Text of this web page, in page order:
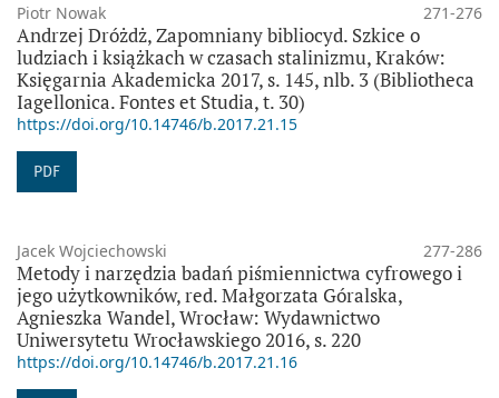
Piotr Nowak 271-276
Andrzej Dróżdż, Zapomniany bibliocyd. Szkice o
ludziach i książkach w czasach stalinizmu, Kraków:
Księgarnia Akademicka 2017, s. 145, nlb. 3 (Bibliotheca
Iagellonica. Fontes et Studia, t. 30)
https://doi.org/10.14746/b.2017.21.15
PDF
Jacek Wojciechowski 277-286
Metody i narzędzia badań piśmiennictwa cyfrowego i
jego użytkowników, red. Małgorzata Góralska,
Agnieszka Wandel, Wrocław: Wydawnictwo
Uniwersytetu Wrocławskiego 2016, s. 220
https://doi.org/10.14746/b.2017.21.16